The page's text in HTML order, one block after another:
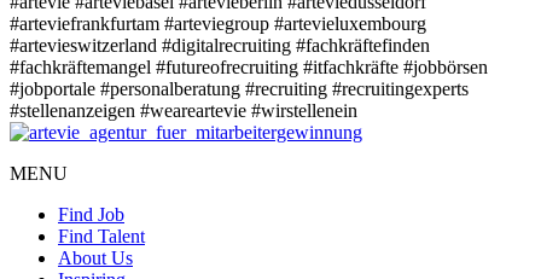
#arteviefrankfurtam #arteviegroup #artevieluxembourg
#artevieswitzerland #digitalrecruiting #fachkräftefinden
#fachkräftemangel #futureofrecruiting #itfachkräfte #jobbörsen
#jobportale #personalberatung #recruiting #recruitingexperts
#stellenanzeigen #weareartevie #wirstellenein
MENU
Find Job
Find Talent
About Us